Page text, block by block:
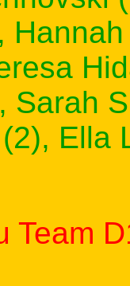
Sarah
Ella
Team